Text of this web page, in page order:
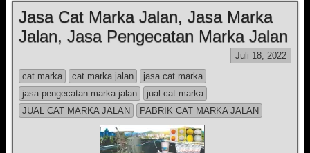
Jasa Cat Marka Jalan, Jasa Marka
Jalan, Jasa Pengecatan Marka Jalan
Juli 18, 2022
cat marka
cat marka jalan
jasa cat marka
jasa pengecatan marka jalan
jual cat marka
JUAL CAT MARKA JALAN
PABRIK CAT MARKA JALAN